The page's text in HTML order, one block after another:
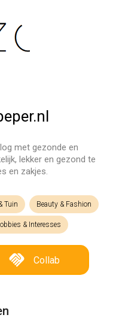
met gezonde en
lekker en gezond te
en zakjes.
Tuin Beauty & Fashion
& Interesses
Collab